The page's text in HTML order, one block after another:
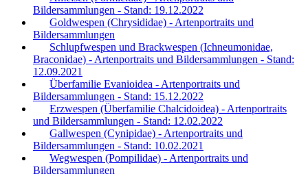
Bildersammlungen - Stand: 19.12.2022
Goldwespen (Chrysididae) - Artenportraits und
Bildersammlungen
Schlupfwespen und Brackwespen (Ichneumonidae,
Braconidae) - Artenportraits und Bildersammlungen - Stand:
12.09.2021
Überfamilie Evanioidea - Artenportraits und
Bildersammlungen - Stand: 15.12.2022
Erzwespen (Überfamilie Chalcidoidea) - Artenportraits
und Bildersammlungen - Stand: 12.02.2022
Gallwespen (Cynipidae) - Artenportraits und
Bildersammlungen - Stand: 10.02.2021
Wegwespen (Pompilidae) - Artenportraits und
Bildersammlungen